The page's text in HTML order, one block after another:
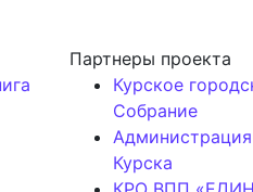
Партнеры проекта
Курское
Собрание
Курска